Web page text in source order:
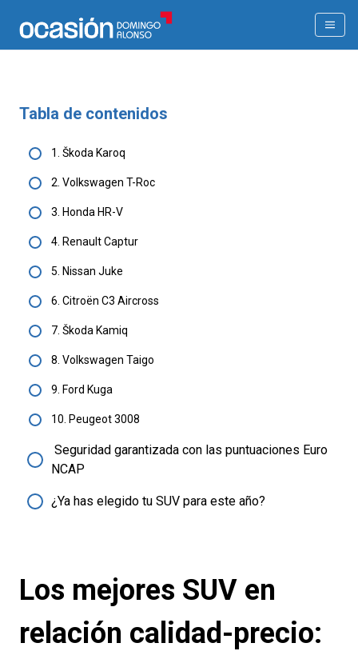
Tabla de contenidos
1. Škoda Karoq
2. Volkswagen T-Roc
3. Honda HR-V
4. Renault Captur
5. Nissan Juke
6. Citroën C3 Aircross
7. Škoda Kamiq
8. Volkswagen Taigo
9. Ford Kuga
10. Peugeot 3008
Seguridad garantizada con las puntuaciones Euro
NCAP
¿Ya has elegido tu SUV para este año?
Los mejores SUV en
relación calidad-precio: